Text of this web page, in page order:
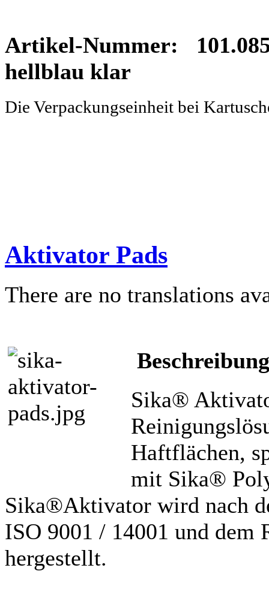
Artikel-Nummer:
hellblau klar
Die Verpackungseinheit bei
Aktivator Pads
There are no translations
Beschreibung
Sika®
Haftflächen,
mit Sika®
Sika®Aktivator wird nach
ISO 9001 / 14001 und dem
hergestellt.